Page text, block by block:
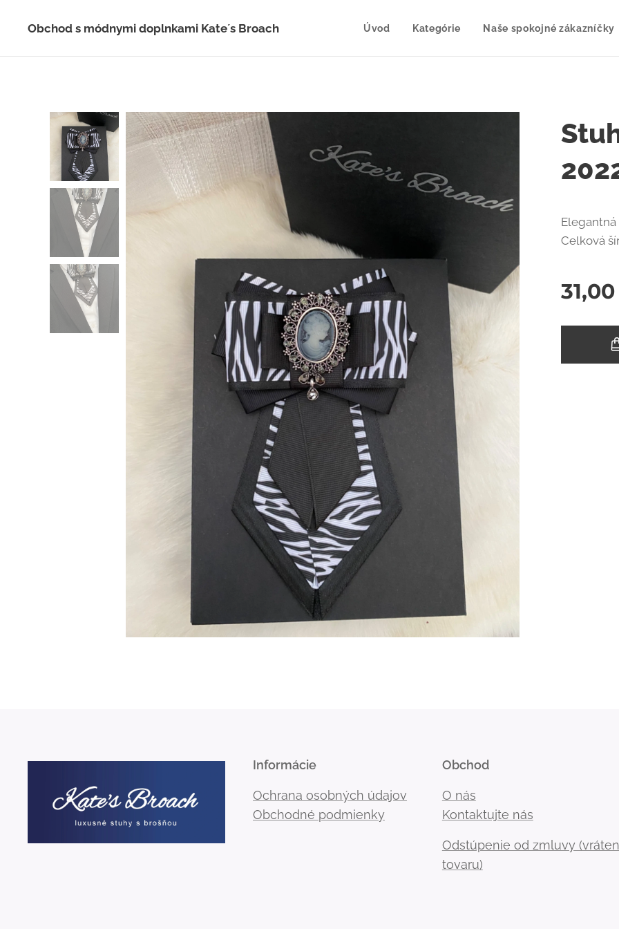
Obchod s módnymi doplnkami Kate´s Broach Úvod Kategórie Naše spokojné zákazníčky
Elegantná
Celková
31,00
Informácie
Ochrana osobných údajov
Obchodné podmienky
Obchod
O nás
Kontaktujte nás
Odstúpenie od zmluvy
tovaru)